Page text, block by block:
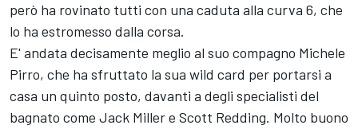
però ha rovinato tutti con una caduta alla curva 6, che
lo ha estromesso dalla corsa.
E' andata decisamente meglio al suo compagno Michele
Pirro, che ha sfruttato la sua wild card per portarsi a
casa un quinto posto, davanti a degli specialisti del
bagnato come Jack Miller e Scott Redding. Molto buono